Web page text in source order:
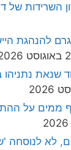
השרידות של
להנהגת
2 באוגוסט 2026
שנאת נתניהו
ממים על
לא